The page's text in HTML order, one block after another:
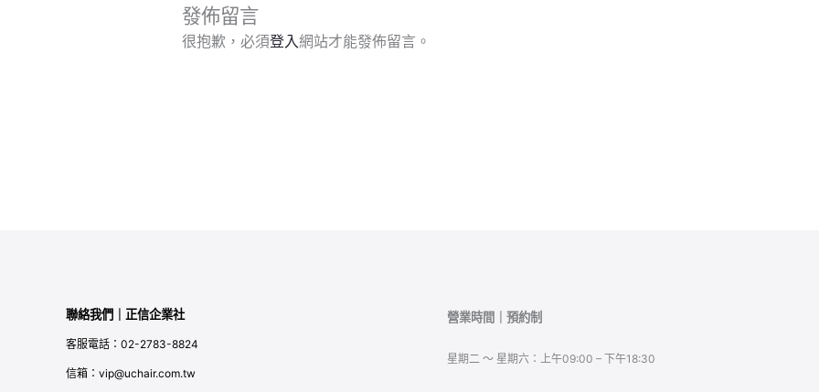
發佈留言
很抱歉，必須登入網站才能發佈留言。
聯絡我們｜正信企業社
客服電話：02-2783-8824
信箱：vip@uchair.com.tw
營業時間｜預約制
星期二 ～ 星期六：上午09:00 – 下午18:30